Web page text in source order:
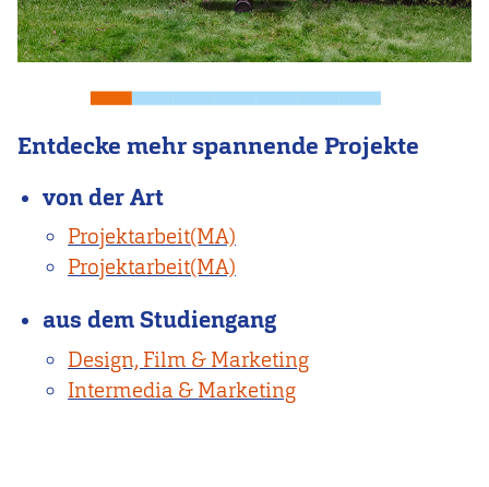
Entdecke mehr spannende Projekte
von der Art
Projektarbeit(MA)
Projektarbeit(MA)
aus dem Studiengang
Design, Film & Marketing
Intermedia & Marketing